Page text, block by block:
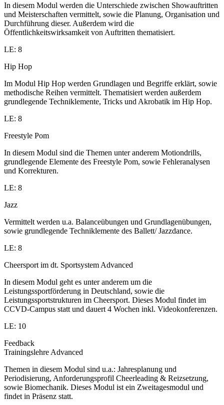
In diesem Modul werden die Unterschiede zwischen Showauftritten
und Meisterschaften vermittelt, sowie die Planung, Organisation und
Durchführung dieser. Außerdem wird die
Öffentlichkeitswirksamkeit von Auftritten thematisiert.
LE: 8
Hip Hop
Im Modul Hip Hop werden Grundlagen und Begriffe erklärt, sowie
methodische Reihen vermittelt. Thematisiert werden außerdem
grundlegende Techniklemente, Tricks und Akrobatik im Hip Hop.
LE: 8
Freestyle Pom
In diesem Modul sind die Themen unter anderem Motiondrills,
grundlegende Elemente des Freestyle Pom, sowie Fehleranalysen
und Korrekturen.
LE: 8
Jazz
Vermittelt werden u.a. Balanceübungen und Grundlagenübungen,
sowie grundlegende Techniklemente des Ballett/ Jazzdance.
LE: 8
Cheersport im dt. Sportsystem Advanced
In diesem Modul geht es unter anderem um die
Leistungssportförderung in Deutschland, sowie die
Leistungssportstrukturen im Cheersport. Dieses Modul findet im
CCVD-Campus statt und dauert 4 Wochen inkl. Videokonferenzen.
LE: 10
Feedback
Trainingslehre Advanced
Themen in diesem Modul sind u.a.: Jahresplanung und
Periodisierung, Anforderungsprofil Cheerleading & Reizsetzung,
sowie Biomechanik. Dieses Modul ist ein Zweitagesmodul und
findet in Präsenz statt.